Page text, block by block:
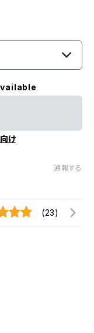
け
通報する
(23)